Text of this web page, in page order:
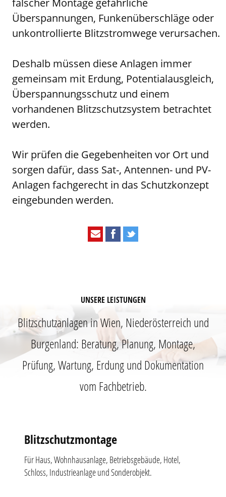
falscher Montage gefährliche
Überspannungen, Funkenüberschläge oder
unkontrollierte Blitzstromwege verursachen.
Deshalb müssen diese Anlagen immer
gemeinsam mit Erdung, Potentialausgleich,
Überspannungsschutz und einem
vorhandenen Blitzschutzsystem betrachtet
werden.
Wir prüfen die Gegebenheiten vor Ort und
sorgen dafür, dass Sat-, Antennen- und PV-
Anlagen fachgerecht in das Schutzkonzept
eingebunden werden.
UNSERE LEISTUNGEN
Blitzschutzanlagen in Wien, Niederösterreich und
Burgenland: Beratung, Planung, Montage,
Prüfung, Wartung, Erdung und Dokumentation
vom Fachbetrieb.
Blitzschutzmontage
Für Haus, Wohnhausanlage, Betriebsgebäude, Hotel,
Schloss, Industrieanlage und Sonderobjekt.